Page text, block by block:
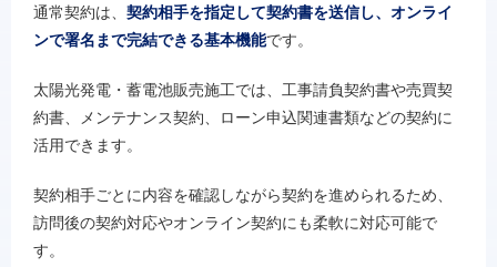
通常契約は、 契約相手を指定して契約書を送信し、オンライ
ンで署名まで完結できる基本機能です。
太陽光発電・蓄電池販売施工では、工事請負契約書や売買契
約書、メンテナンス契約、ローン申込関連書類などの契約に
活用できます。
契約相手ごとに内容を確認しながら契約を進められるため、
訪問後の契約対応やオンライン契約にも柔軟に対応可能で
す。